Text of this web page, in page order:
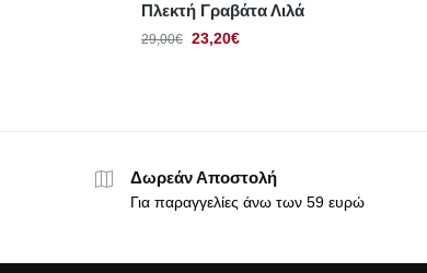
Πλεκτή Γραβάτα Λιλά
29,00€ 23,20€
Δωρεάν Αποστολή
Για παραγγελίες άνω των 59 ευρώ